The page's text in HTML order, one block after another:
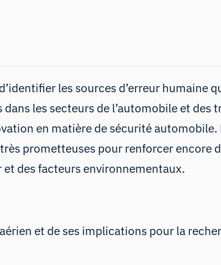
les sources d’erreur humaine
les secteurs de l’automobile et des
en matière de sécurité
prometteuses pour renforcer encore
et des facteurs environnementaux.
et de ses implications pour la